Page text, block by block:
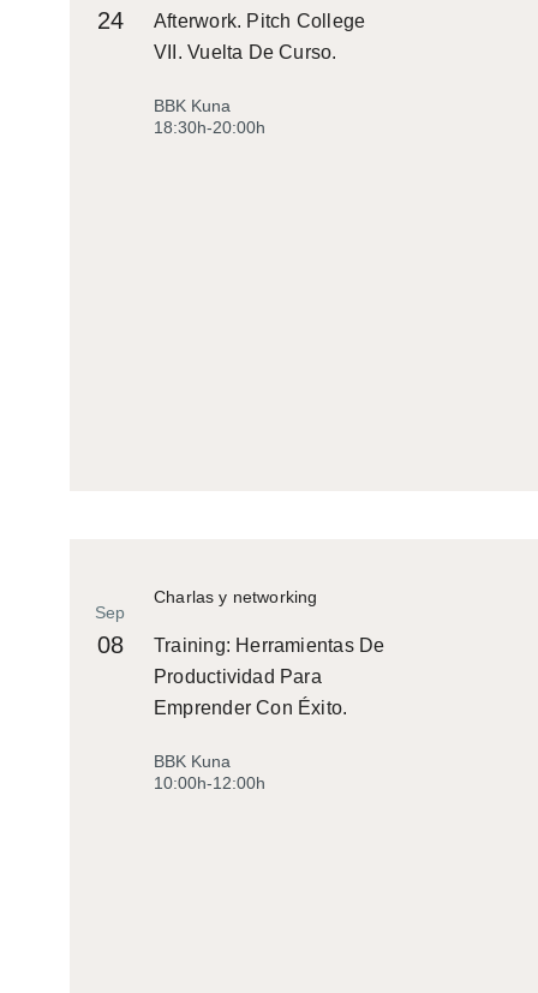
24
Afterwork. Pitch College
VII. Vuelta De Curso.
BBK Kuna
18:30h-20:00h
Charlas y networking
Sep
08
Training: Herramientas De
Productividad Para
Emprender Con Éxito.
BBK Kuna
10:00h-12:00h